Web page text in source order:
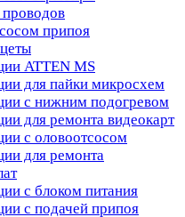
припоя
ATTEN MS
для пайки микросхем
с нижним подогревом
для ремонта видеокарт
с оловоотсосом
для ремонта
с блоком питания
с подачей припоя